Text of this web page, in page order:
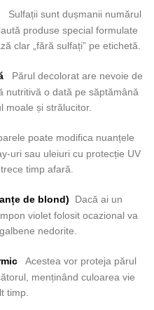
Sulfații sunt dușmanii numărul
produse special formulate
clar „fără sulfați” pe etichetă.
Părul decolorat are nevoie de
nutritivă o dată pe săptămână
moale și strălucitor.
poate modifica nuanțele
uri sau uleiuri cu protecție UV
timp afară.
de blond)
Dacă ai un
violet folosit ocazional va
nedorite.
Acestea vor proteja părul
menținând culoarea vie
timp.